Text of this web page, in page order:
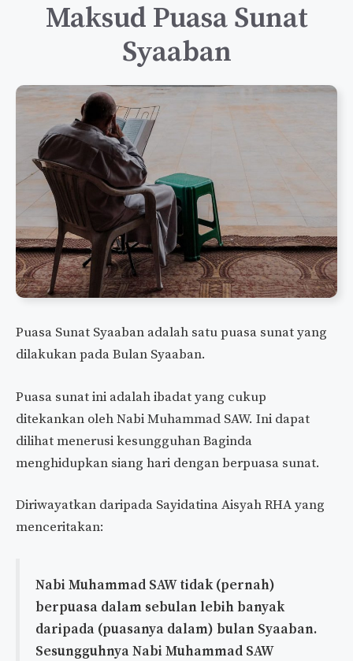
Maksud Puasa Sunat
Syaaban
Puasa Sunat Syaaban adalah satu puasa sunat yang
dilakukan pada Bulan Syaaban.
Puasa sunat ini adalah ibadat yang cukup
ditekankan oleh Nabi Muhammad SAW. Ini dapat
dilihat menerusi kesungguhan Baginda
menghidupkan siang hari dengan berpuasa sunat.
Diriwayatkan daripada Sayidatina Aisyah RHA yang
menceritakan:
Nabi Muhammad SAW tidak (pernah)
berpuasa dalam sebulan lebih banyak
daripada (puasanya dalam) bulan Syaaban.
Sesungguhnya Nabi Muhammad SAW